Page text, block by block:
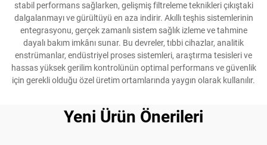
stabil performans sağlarken, gelişmiş filtreleme teknikleri çıkıştaki
dalgalanmayı ve gürültüyü en aza indirir. Akıllı teşhis sistemlerinin
entegrasyonu, gerçek zamanlı sistem sağlık izleme ve tahmine
dayalı bakım imkânı sunar. Bu devreler, tıbbi cihazlar, analitik
enstrümanlar, endüstriyel proses sistemleri, araştırma tesisleri ve
hassas yüksek gerilim kontrolünün optimal performans ve güvenlik
için gerekli olduğu özel üretim ortamlarında yaygın olarak kullanılır.
Yeni Ürün Önerileri